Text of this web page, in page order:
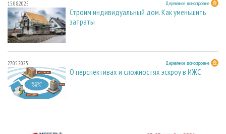
15.08.2025 Деревянное домостроение
Строим индивидуальный дом. Как уменьшить
затраты
27.05.2025 Деревянное домостроение
О перспективах и сложностях эскроу в ИЖС